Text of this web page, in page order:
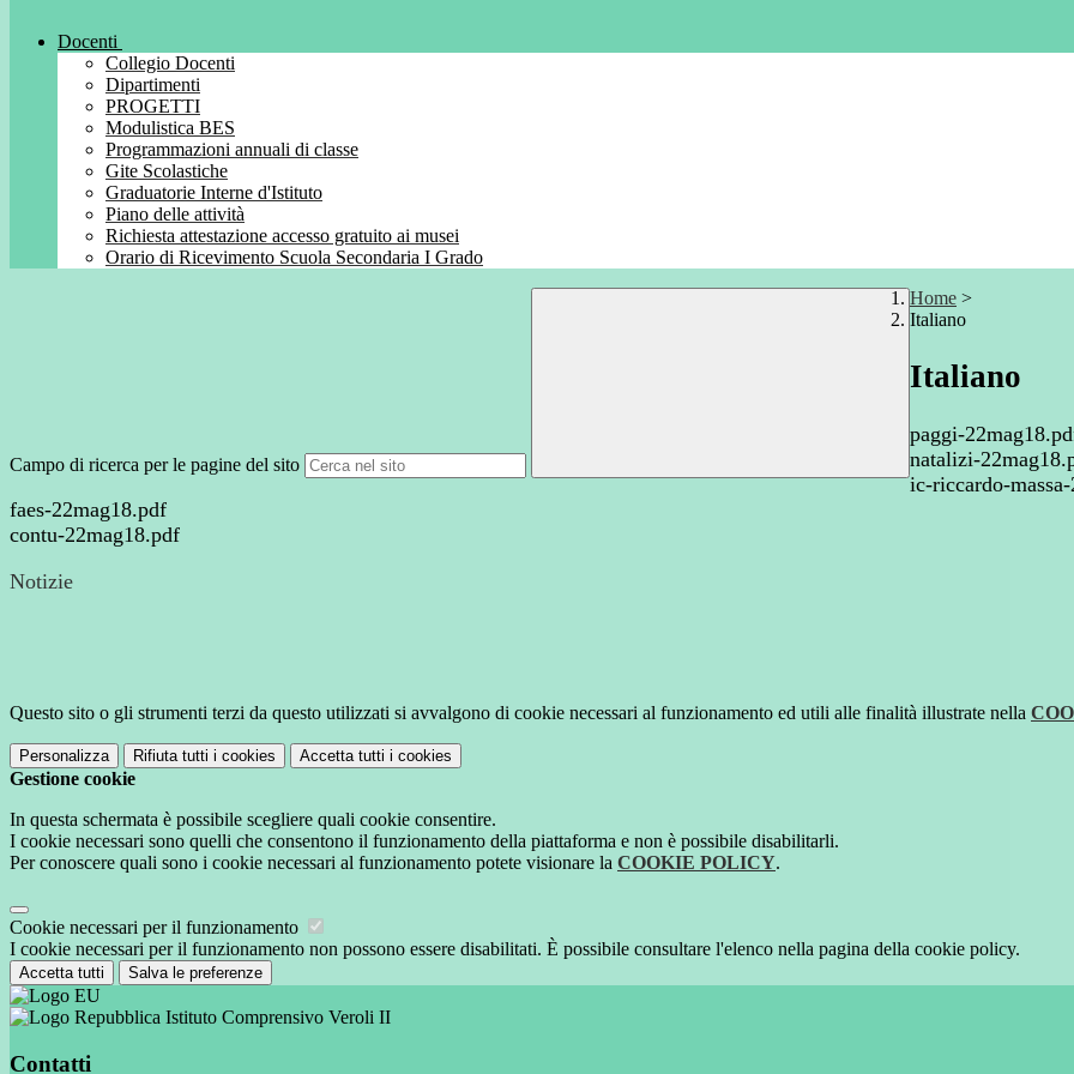
Docenti
Collegio Docenti
Dipartimenti
PROGETTI
Modulistica BES
Programmazioni annuali di classe
Gite Scolastiche
Graduatorie Interne d'Istituto
Piano delle attività
Richiesta attestazione accesso gratuito ai musei
Orario di Ricevimento Scuola Secondaria I Grado
Campo di ricerca per le pagine del sito
Home >
Italiano
Italiano
paggi-
natalizi-
ic-riccardo-
faes-22mag18.pdf
contu-22mag18.pdf
Notizie
Questo sito o gli strumenti terzi da questo utilizzati si avvalgono di cookie necessari al funzionamento ed utili alle finalità illustrate nella
Personalizza Rifiuta tutti i cookies Accetta tutti i cookies
Gestione cookie
In questa schermata è possibile scegliere quali cookie consentire.
I cookie necessari sono quelli che consentono il funzionamento della piattaforma e non è possibile disabilitarli.
Per conoscere quali sono i cookie necessari al funzionamento potete visionare la COOKIE POLICY.
Cookie necessari per il funzionamento
I cookie necessari per il funzionamento non possono essere disabilitati. È possibile consultare l'elenco nella pagina della cookie policy.
Accetta tutti Salva le preferenze
Istituto Comprensivo Veroli II
Contatti